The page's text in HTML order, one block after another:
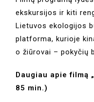
ekskursijos ir kiti
Lietuvos ekologijos
platforma, kurioje
o žiūrovai – pokyčių
Daugiau apie filmą
85 min.)